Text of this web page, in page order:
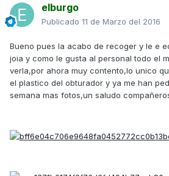
elburgo
Publicado 11 de Marzo del 2016
Bueno pues la acabo de recoger y le e
joia y como le gusta al personal todo el
verla,por ahora muy contento,lo unico
el plastico del obturador y ya me han
semana mas fotos,un saludo